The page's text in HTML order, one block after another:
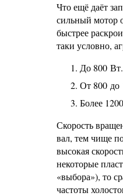
Что ещё даёт
сильный мотор
быстрее
таки условно,
До 800 Вт.
От 800 до
Более
Скорость
вал, тем чище
высокая
некоторые
«выбора»), то
частоты